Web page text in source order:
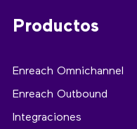
Productos
Enreach Omnichannel
Enreach Outbound
Integraciones